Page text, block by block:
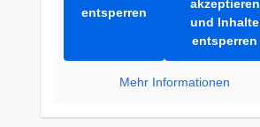
entsperren
akzeptieren
und Inhalte
entsperren
Mehr Informationen